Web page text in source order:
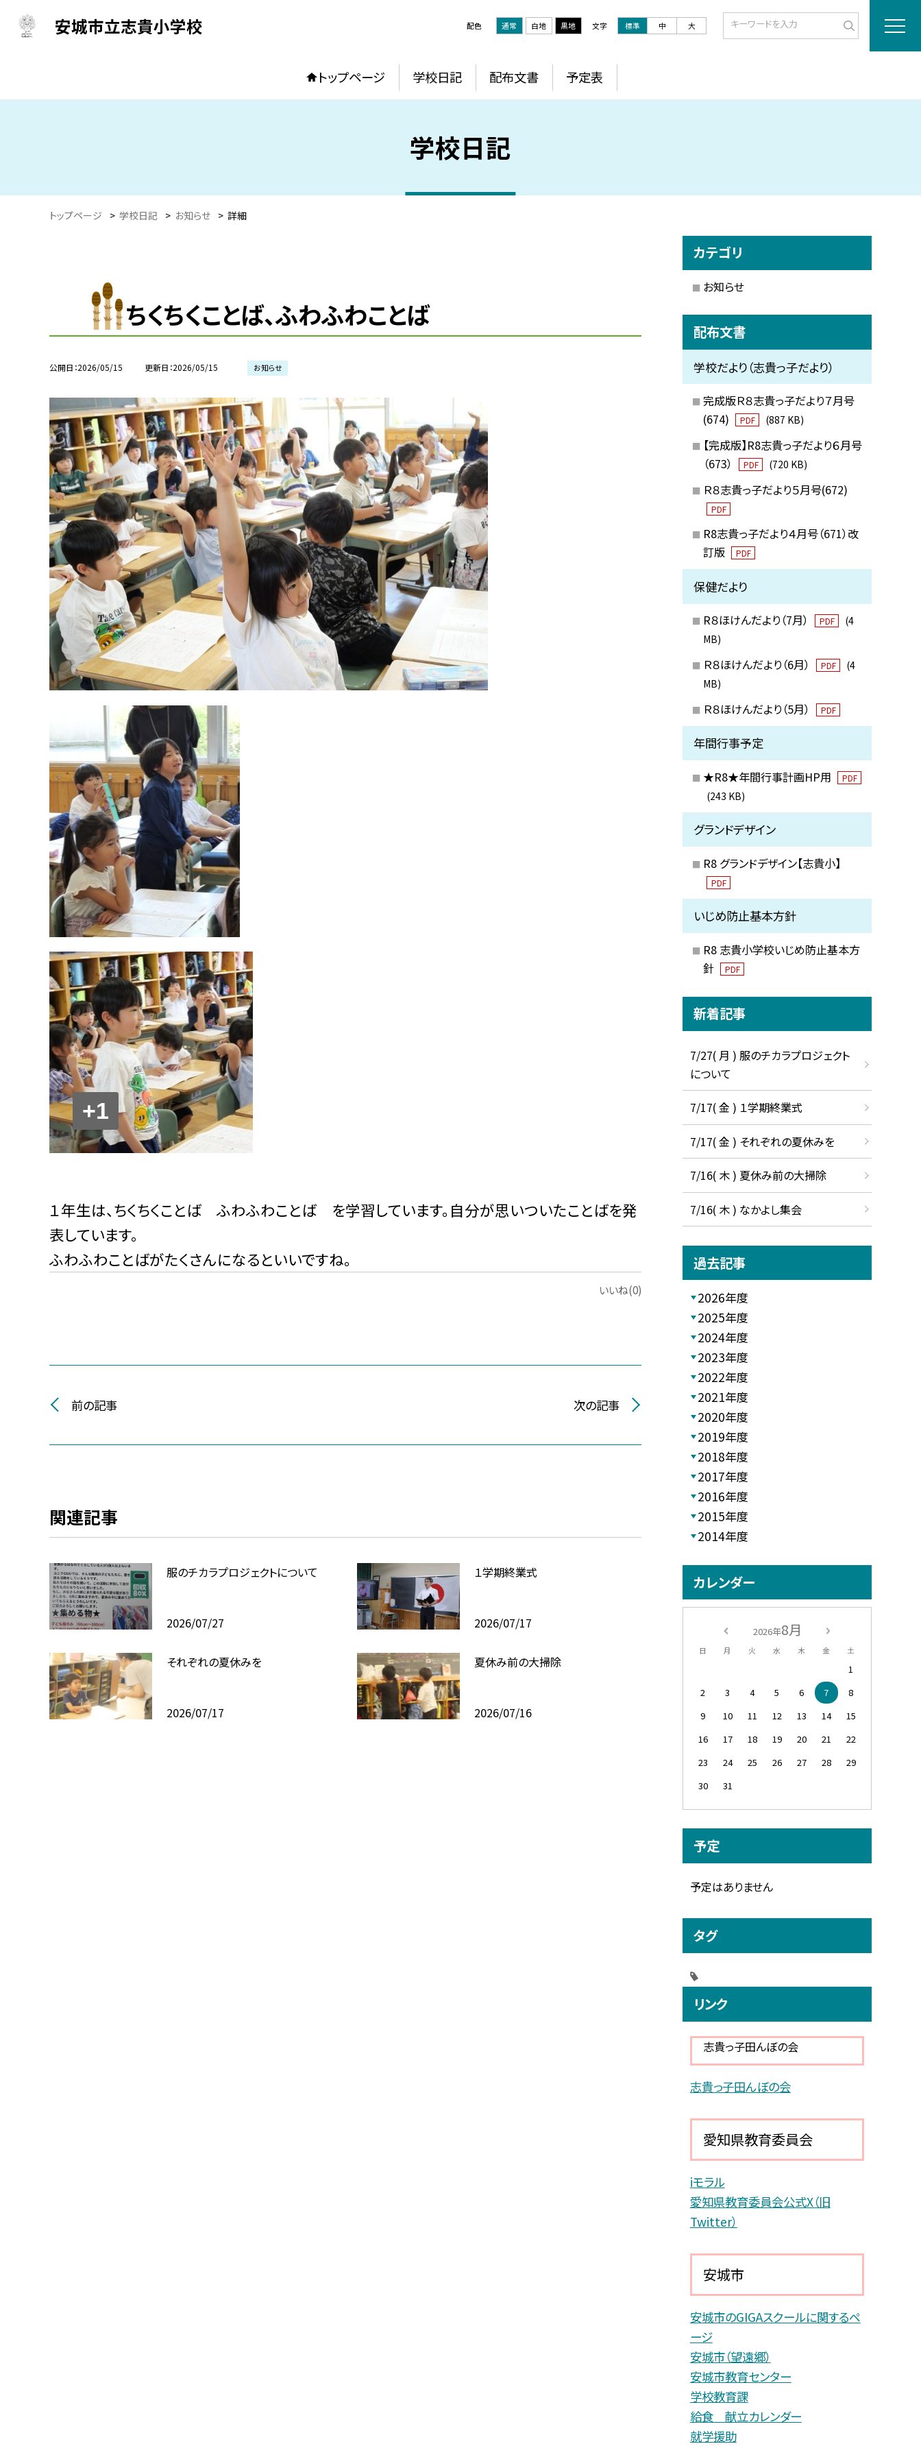
安城市立志貴小学校 配色 通常 白地 黒地 文字 標準 中 大
トップページ 学校日記 配布文書 予定表
学校日記
トップページ > 学校日記 > お知らせ > 詳細
ちくちくことば、ふわふわことば
公開日 2026/05/15 更新日 2026/05/15 お知らせ
+1
１年生は、ちくちくことば ふわふわことば を学習しています。自分が思いついたことばを発
表しています。
ふわふわことばがたくさんになるといいですね。
いいね(0)
前の記事 次の記事
関連記事
服のチカラプロジェクトについて
2026/07/27
１学期終業式
2026/07/17
それぞれの夏休みを
2026/07/17
夏休み前の大掃除
2026/07/16
カテゴリ
お知らせ
配布文書
学校だより（志貴っ子だより）
完成版Ｒ８志貴っ子だより７月号
(674)
PDF (887 KB)
【完成版】R8志貴っ子だより６月号
（673）
PDF (720 KB)
Ｒ８志貴っ子だより５月号(672)
PDF
R8志貴っ子だより４月号（671）改
訂版
PDF
保健だより
R８ほけんだより（7月） PDF
(4
MB)
Ｒ８ほけんだより（6月） PDF
(4
MB)
Ｒ８ほけんだより（5月） PDF
年間行事予定
★R8★年間行事計画HP用 PDF
(243 KB)
グランドデザイン
R8 グランドデザイン【志貴小】
PDF
いじめ防止基本方針
R8 志貴小学校いじめ防止基本方
針
PDF
新着記事
7/27( 月 ) 服のチカラプロジェクト
について
7/17( 金 ) １学期終業式
7/17( 金 ) それぞれの夏休みを
7/16( 木 ) 夏休み前の大掃除
7/16( 木 ) なかよし集会
過去記事
2026年度
2025年度
2024年度
2023年度
2022年度
2021年度
2020年度
2019年度
2018年度
2017年度
2016年度
2015年度
2014年度
カレンダー
2026年8月
日 月 火 水 木 金 土
1
2
3 4 5 6 7
8
9
10 11 12 13 14
15
16
17 18 19 20 21
22
23
24 25 26 27 28
29
30
31
予定
予定はありません
タグ
リンク
志貴っ子田んぼの会
志貴っ子田んぼの会
愛知県教育委員会
iモラル
愛知県教育委員会公式X（旧
Twitter）
安城市
安城市のGIGAスクールに関するペ
ージ
安城市（望遠郷）
安城市教育センター
学校教育課
給食 献立カレンダー
就学援助